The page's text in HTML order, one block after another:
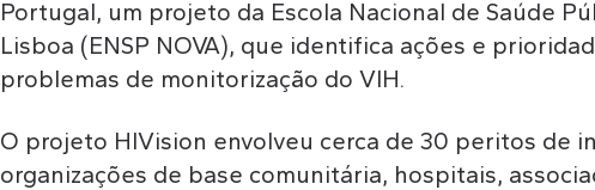
Portugal, um projeto da Escola Nacional de Saúde
Lisboa (ENSP NOVA), que identifica ações e
problemas de monitorização do VIH.
O projeto HIVision envolveu cerca de 30 peritos de
organizações de base comunitária, hospitais,